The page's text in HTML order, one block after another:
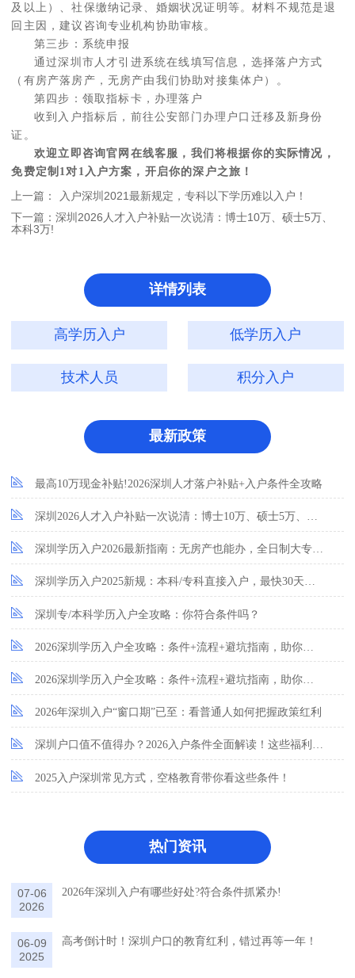
及以上）、社保缴纳记录、婚姻状况证明等。材料不规范是退
回主因，建议咨询专业机构协助审核。
第三步：系统申报
通过深圳市人才引进系统在线填写信息，选择落户方式
（有房产落房产，无房产由我们协助对接集体户）。
第四步：领取指标卡，办理落户
收到入户指标后，前往公安部门办理户口迁移及新身份
证。
欢迎立即咨询官网在线客服，我们将根据你的实际情况，
免费定制1对1入户方案，开启你的深户之旅！
上一篇：
入户深圳2021最新规定，专科以下学历难以入户！
下一篇：深圳2026人才入户补贴一次说清：博士10万、硕士5万、
本科3万!
详情列表
高学历入户 低学历入户
技术人员 积分入户
最新政策
最高10万现金补贴!2026深圳人才落户补贴+入户条件全攻略
深圳学历入户2026最新指南：无房产也能办，全日制大专以上速看！
深圳学历入户2025新规：本科/专科直接入户，最快30天办结！
深圳专/本科学历入户全攻略：你符合条件吗？
2026深圳学历入户全攻略：条件+流程+避坑指南，助你快速拿深户！
2026深圳学历入户全攻略：条件+流程+避坑指南，助你快速拿深户！
2026年深圳入户“窗口期”已至：看普通人如何把握政策红利
深圳户口值不值得办？2026入户条件全面解读！这些福利让你无法拒绝
2025入户深圳常见方式，空格教育带你看这些条件！
热门资讯
07-06
2026
2026年深圳入户有哪些好处?符合条件抓紧办!
06-09
2025
高考倒计时！深圳户口的教育红利，错过再等一年！